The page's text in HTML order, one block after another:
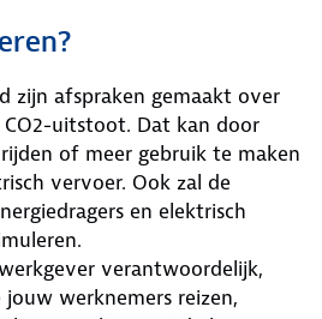
zijn afspraken gemaakt over
uitstoot. Dat kan door
of meer gebruik te maken
vervoer. Ook zal de
en elektrisch
verantwoordelijk,
werknemers reizen,